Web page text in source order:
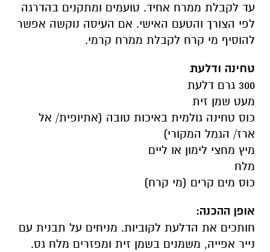
עד לקבלת ממרח אחיד. טועמים ומתקנים בהדרגה
לפי הצורך והטעם האישי. אם העיסה נוקשה אפשר
להוסיף מי קרח לקבלת ממרח קרמי.
טחינה ודלעת
300 גרם דלעת
מעט שמן זית
כוס טחינה גולמית באיכות טובה (אתיופית/ אל
ארז/ הגמל המקורי)
מיץ מחצי לימון או ליים
מלח
כוס מים קרים (מי קרח)
אופן ההכנה:
חותכים את הדלעת לקוביות. מניחים על תבנית עם
נייר אפייה, משמנים בשמן זית ומפזרים מלח גס.